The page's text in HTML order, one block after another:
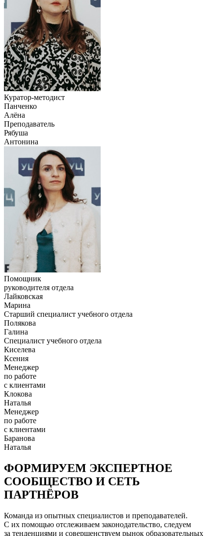
Куратор-методист
Панченко
Алёна
Преподаватель
Рябуша
Антонина
Помощник
руководителя отдела
Лайковская
Марина
Старший специалист учебного отдела
Полякова
Галина
Специалист учебного отдела
Киселева
Ксения
Менеджер
по работе
с клиентами
Клокова
Наталья
Менеджер
по работе
с клиентами
Баранова
Наталья
ФОРМИРУЕМ ЭКСПЕРТНОЕ
СООБЩЕСТВО И СЕТЬ
ПАРТНЁРОВ
Команда из опытных специалистов и преподавателей.
С их помощью отслеживаем законодательство, следуем
за тенденциями и совершенствуем рынок образовательных